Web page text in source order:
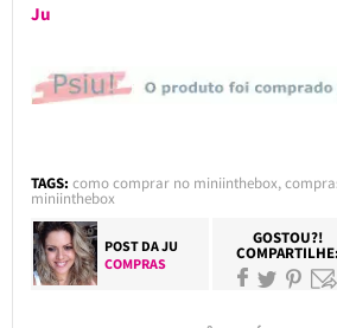
Ju
TAGS: como comprar no miniinthebox,
miniinthebox
POST DAJU
COMPRAS
GOSTOU?!
COMPARTILHE: